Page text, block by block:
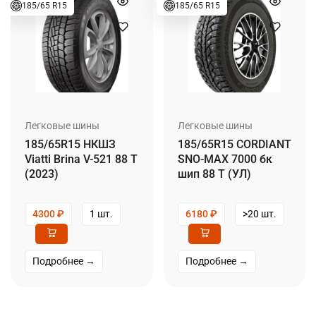
185/65 R15
Легковые шины
185/65R15 НКШЗ
Viatti Brina V-521 88 T
(2023)
4300₽ 1 шт.
Подробнее →
185/65 R15
Легковые шины
185/65R15 CORDIANT
SNO-MAX 7000 бк
шип 88 T (УЛ)
6180₽ >20 шт.
Подробнее →